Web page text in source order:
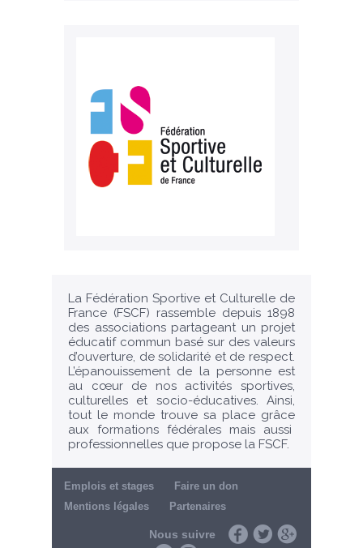
La Fédération Sportive et Culturelle de
France (FSCF) rassemble depuis 1898
des associations partageant un projet
éducatif commun basé sur des valeurs
d’ouverture, de solidarité et de respect.
L’épanouissement de la personne est
au cœur de nos activités sportives,
culturelles et socio-éducatives. Ainsi,
tout le monde trouve sa place grâce
aux formations fédérales mais aussi
professionnelles que propose la FSCF.
Emplois et stages
Faire un don
Mentions légales
Partenaires
Nous suivre